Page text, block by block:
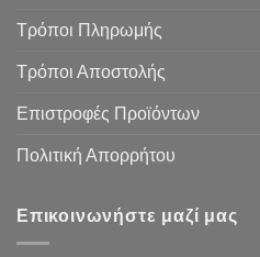
Τρόποι Πληρωμής
Τρόποι Αποστολής
Επιστροφές Προϊόντων
Πολιτική Απορρήτου
Επικοινωνήστε μαζί μας